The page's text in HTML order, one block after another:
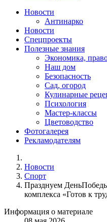
Новости
Антинарко
Новости
Спецпроекты
Полезные знания
Экономика,
Наш дом
Безопасность
Сад, огород
Кулинарные
Психология
Мастер-классы
Цветоводство
Фотогалерея
Рекламодателям
Новости
Спорт
Празднуем
комплекса «Готов к
Информация о материале